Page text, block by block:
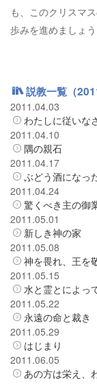
も、このクリスマ
歩みを進めましょう
説教一覧（
2011.04.03
わたしに従いな
2011.04.10
隅の親石
2011.04.17
ぶどう酒になっ
2011.04.24
驚くべき主の御
2011.05.01
新しき神の家
2011.05.08
神を畏れ、王を
2011.05.15
水と霊とによっ
2011.05.22
永遠の命と裁き
2011.05.29
はじまり
2011.06.05
あの方は栄え、